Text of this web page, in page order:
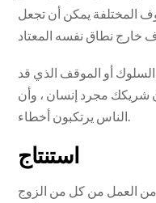
المختلفة يمكن أن تجعل
أو الموقف الذي قد
شريكك مجرد إنسان ، وأن
الناس يرتكبون أخطاء.
استنتاج
من العمل من كل من الزوج